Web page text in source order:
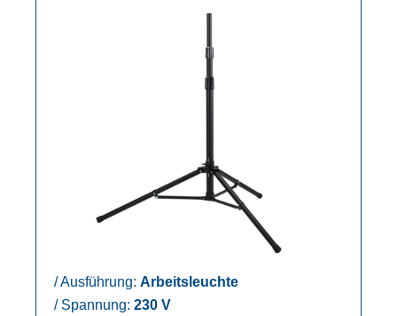
(AL200LED),
/Ausführung: Arbeitsleuchte
/Spannung: 230 V